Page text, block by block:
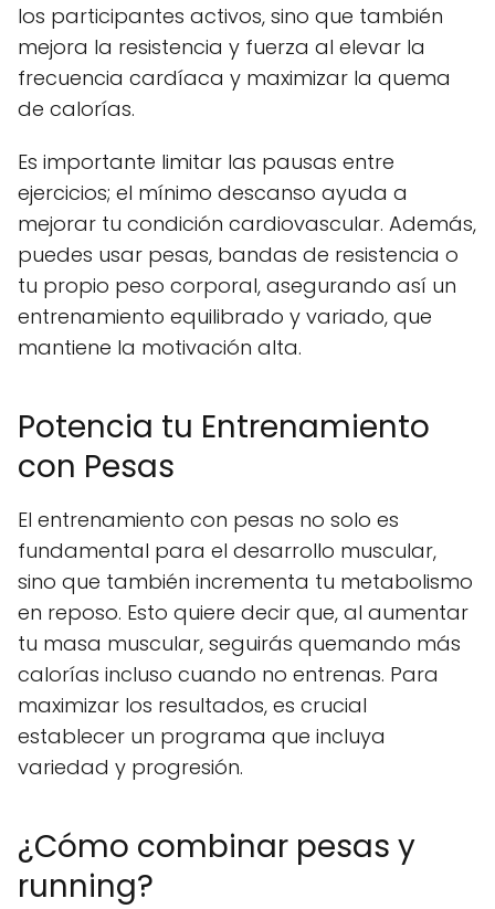
los participantes activos, sino que también
mejora la resistencia y fuerza al elevar la
frecuencia cardíaca y maximizar la quema
de calorías.
Es importante limitar las pausas entre
ejercicios; el mínimo descanso ayuda a
mejorar tu condición cardiovascular. Además,
puedes usar pesas, bandas de resistencia o
tu propio peso corporal, asegurando así un
entrenamiento equilibrado y variado, que
mantiene la motivación alta.
Potencia tu Entrenamiento
con Pesas
El entrenamiento con pesas no solo es
fundamental para el desarrollo muscular,
sino que también incrementa tu metabolismo
en reposo. Esto quiere decir que, al aumentar
tu masa muscular, seguirás quemando más
calorías incluso cuando no entrenas. Para
maximizar los resultados, es crucial
establecer un programa que incluya
variedad y progresión.
¿Cómo combinar pesas y
running?